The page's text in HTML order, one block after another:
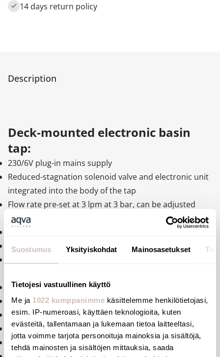
Suostumus Yksityiskohdat Mainosasetukset
Tietojesi vastuullinen käyttö
Me ja 1022 kumppanimme käsittelemme henkilötietojasi,
esim. IP-numeroasi, käyttäen teknologioita, kuten
evästeitä, tallentamaan ja lukemaan tietoa laitteeltasi,
jotta voimme tarjota personoituja mainoksia ja sisältöjä,
tehdä mainosten ja sisältöjen mittauksia, saada
14 days return policy
Description
Deck-mounted electronic basin
tap:
230/6V plug-in mains supply
Reduced-stagnation solenoid valve and electronic unit
integrated into the body of the tap
Flow rate pre-set at 3 lpm at 3 bar, can be adjusted
from 1.4 - 6 lpm
Duty flush (~60 seconds every 24 hours after last use)
Chrome-plated metal body
Cap fixed in place by 2 concealed screws
PEX flexible F3/8” with filter
Fixing reinforced by 2 stainless steel rods
Anti-blocking security